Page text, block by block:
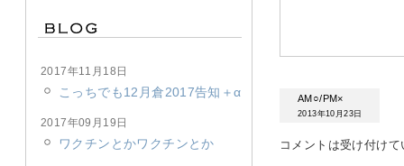
AM○/PM×
2013年10月23日
コメントは受け付け
2017年11月18日
こっちでも12月倉2017告知＋α
2017年09月19日
ワクチンとかワクチンとか